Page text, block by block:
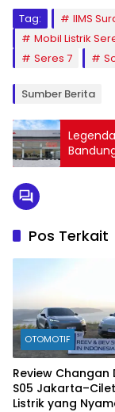
Tag: IIMS
Mobil Listrik
Seres 7
Sumber Berita
Pos Terkait
OTOMOTIF
Review Changan
S05
Listrik yang